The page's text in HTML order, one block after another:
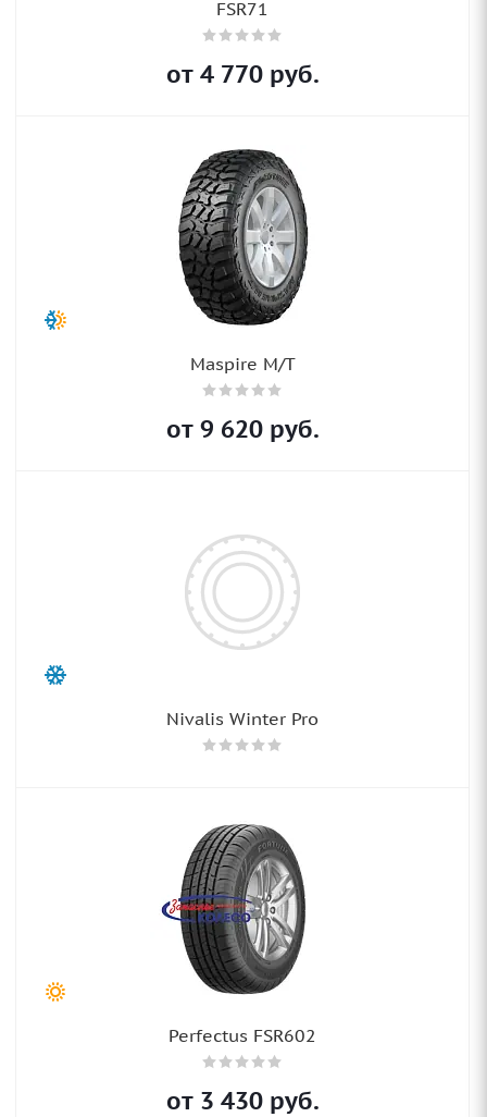
FSR71
от 4 770руб.
Maspire M/T
от 9 620руб.
Nivalis Winter Pro
Perfectus FSR602
от 3 430руб.